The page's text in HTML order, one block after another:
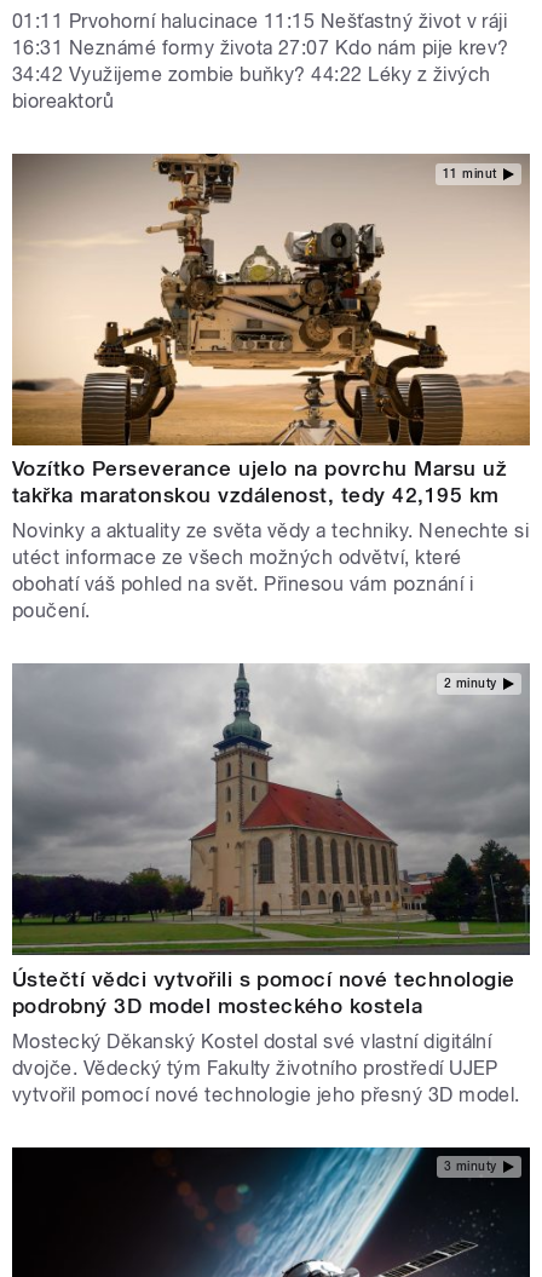
01:11 Prvohorní halucinace 11:15 Nešťastný život v ráji
16:31 Neznámé formy života 27:07 Kdo nám pije krev?
34:42 Využijeme zombie buňky? 44:22 Léky z živých
bioreaktorů
11 minut
Vozítko Perseverance ujelo na povrchu Marsu už
takřka maratonskou vzdálenost, tedy 42,195 km
Novinky a aktuality ze světa vědy a techniky. Nenechte si
utéct informace ze všech možných odvětví, které
obohatí váš pohled na svět. Přinesou vám poznání i
poučení.
2 minuty
Ústečtí vědci vytvořili s pomocí nové technologie
podrobný 3D model mosteckého kostela
Mostecký Děkanský Kostel dostal své vlastní digitální
dvojče. Vědecký tým Fakulty životního prostředí UJEP
vytvořil pomocí nové technologie jeho přesný 3D model.
3 minuty